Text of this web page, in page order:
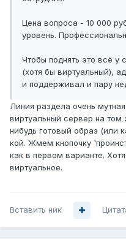
Цена вопроса - 10 000
уровень.
Чтобы поднять это всё
(хотя бы виртуальный),
и поддерживал и пару
Линия раздела очень
виртуальный сервер на
нибудь готовый образ (или
кой. Жмем кнопочку
как в первом варианте.
виртуальное.
Вставить ник